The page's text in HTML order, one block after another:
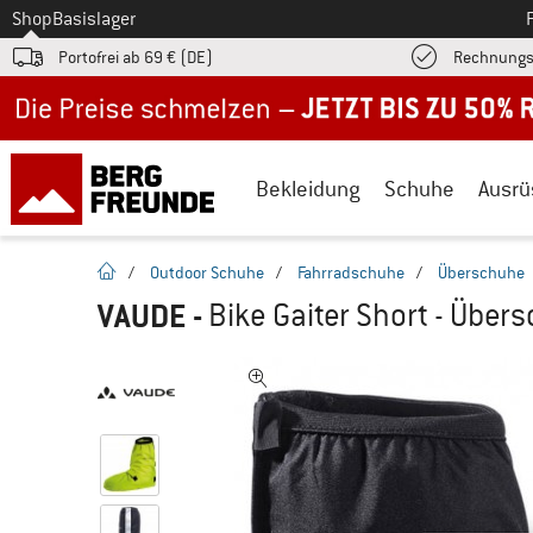
Zum
ShopBasislager
Portofrei ab 69 € (DE)
Bekleidung Schuhe
Startseite
/ Outdoor Schuhe / Fahrradschuhe / Überschuhe
VAUDE - Bike Gaiter Short -